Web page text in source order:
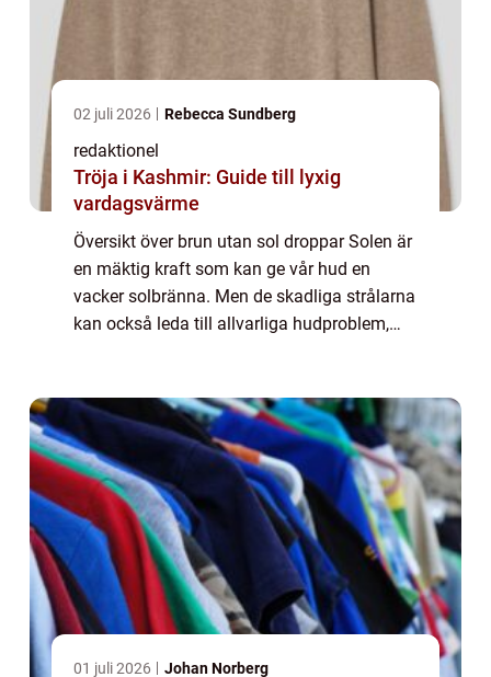
02 juli 2026 Rebecca Sundberg
redaktionel
Tröja i Kashmir: Guide till lyxig
vardagsvärme
Översikt över brun utan sol droppar Solen är
en mäktig kraft som kan ge vår hud en
vacker solbränna. Men de skadliga strålarna
kan också leda till allvarliga hudproblem,
01 juli 2026 Johan Norberg